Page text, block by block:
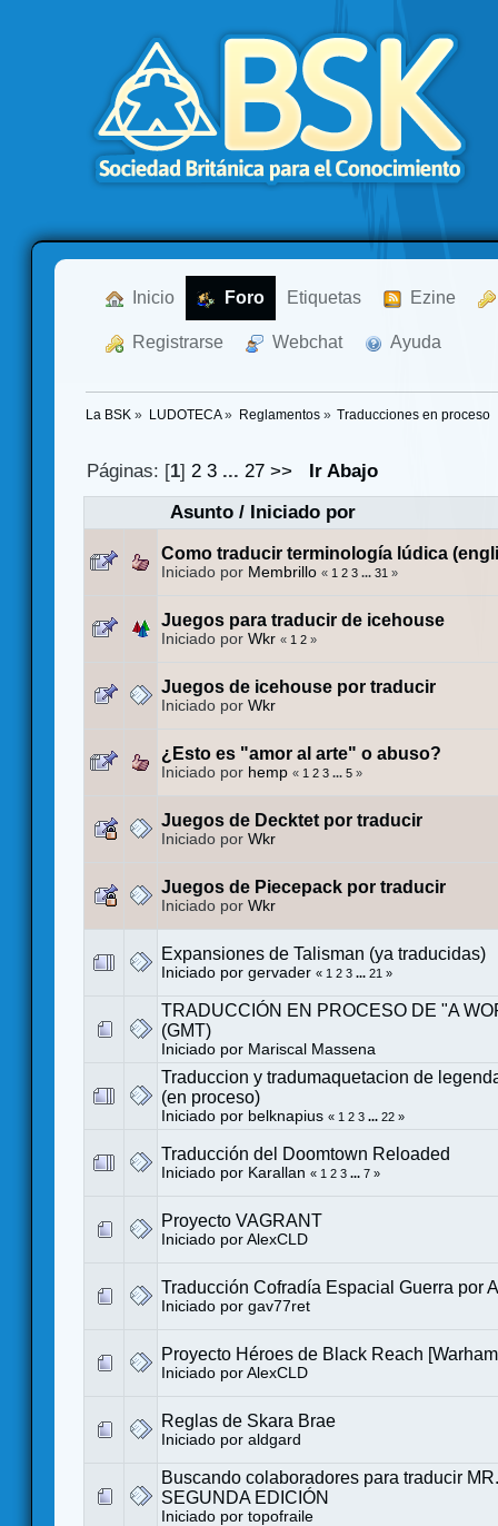
Inicio Foro Etiquetas Ezine
Registrarse Webchat Ayuda
La BSK » LUDOTECA» Reglamentos» Traducciones en proceso
Páginas: [1]2 3 ...27 >>
Ir Abajo
Asunto/ Iniciado por
Como traducir terminología lúdica
Iniciado por Membrillo « 1 2 3 ... 31 »
Juegos para traducir de icehouse
Iniciado por Wkr « 1 2 »
Juegos de icehouse por traducir
Iniciado por Wkr
¿Esto es "amor al arte" o abuso?
Iniciado por hemp « 1 2 3 ... 5 »
Juegos de Decktet por traducir
Iniciado por Wkr
Juegos de Piecepack por traducir
Iniciado por Wkr
Expansiones de Talisman (ya traducidas)
Iniciado por gervader « 1 2 3 ... 21 »
TRADUCCIÓN EN PROCESO DE "A
(GMT)
Iniciado por Mariscal Massena
Traduccion y tradumaquetacion de
(en proceso)
Iniciado por belknapius « 1 2 3 ... 22 »
Traducción del Doomtown Reloaded
Iniciado por Karallan « 1 2 3 ... 7 »
Proyecto VAGRANT
Iniciado por AlexCLD
Traducción Cofradía Espacial Guerra por
Iniciado por gav77ret
Proyecto Héroes de Black Reach
Iniciado por AlexCLD
Reglas de Skara Brae
Iniciado por aldgard
Buscando colaboradores para traducir
SEGUNDA EDICIÓN
Iniciado por topofraile